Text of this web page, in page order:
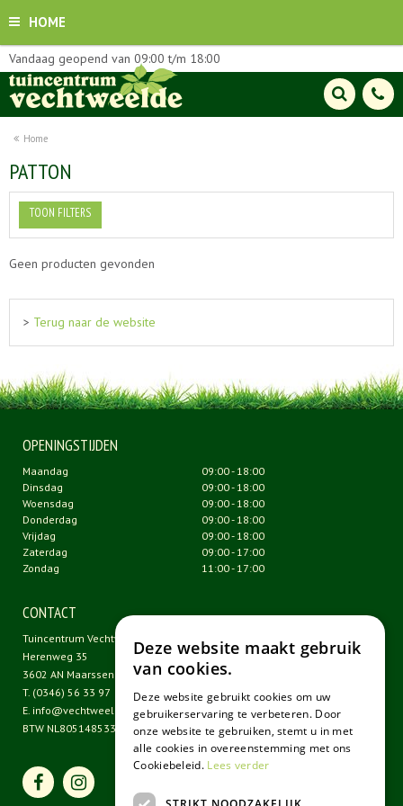
HOME
Home
Vandaag geopend van 09:00 t/m 18:00
PATTON
TOON FILTERS
Geen producten gevonden
> Terug naar de website
OPENINGSTIJDEN
Maandag
09:00 - 18:00
Dinsdag
09:00 - 18:00
Woensdag
09:00 - 18:00
Donderdag
09:00 - 18:00
Vrijdag
09:00 - 18:00
Zaterdag
09:00 - 17:00
Zondag
11:00 - 17:00
CONTACT
Tuincentrum Vechtweelde
Herenweg 35
3602 AN Maarssen
T. (0346) 56 33 97
E. info@vechtweelde.nl
BTW NL805148533B01
Deze website maakt gebruik
van cookies.
Deze website gebruikt cookies om uw
gebruikerservaring te verbeteren. Door
onze website te gebruiken, stemt u in met
alle cookies in overeenstemming met ons
Cookiebeleid. Lees verder